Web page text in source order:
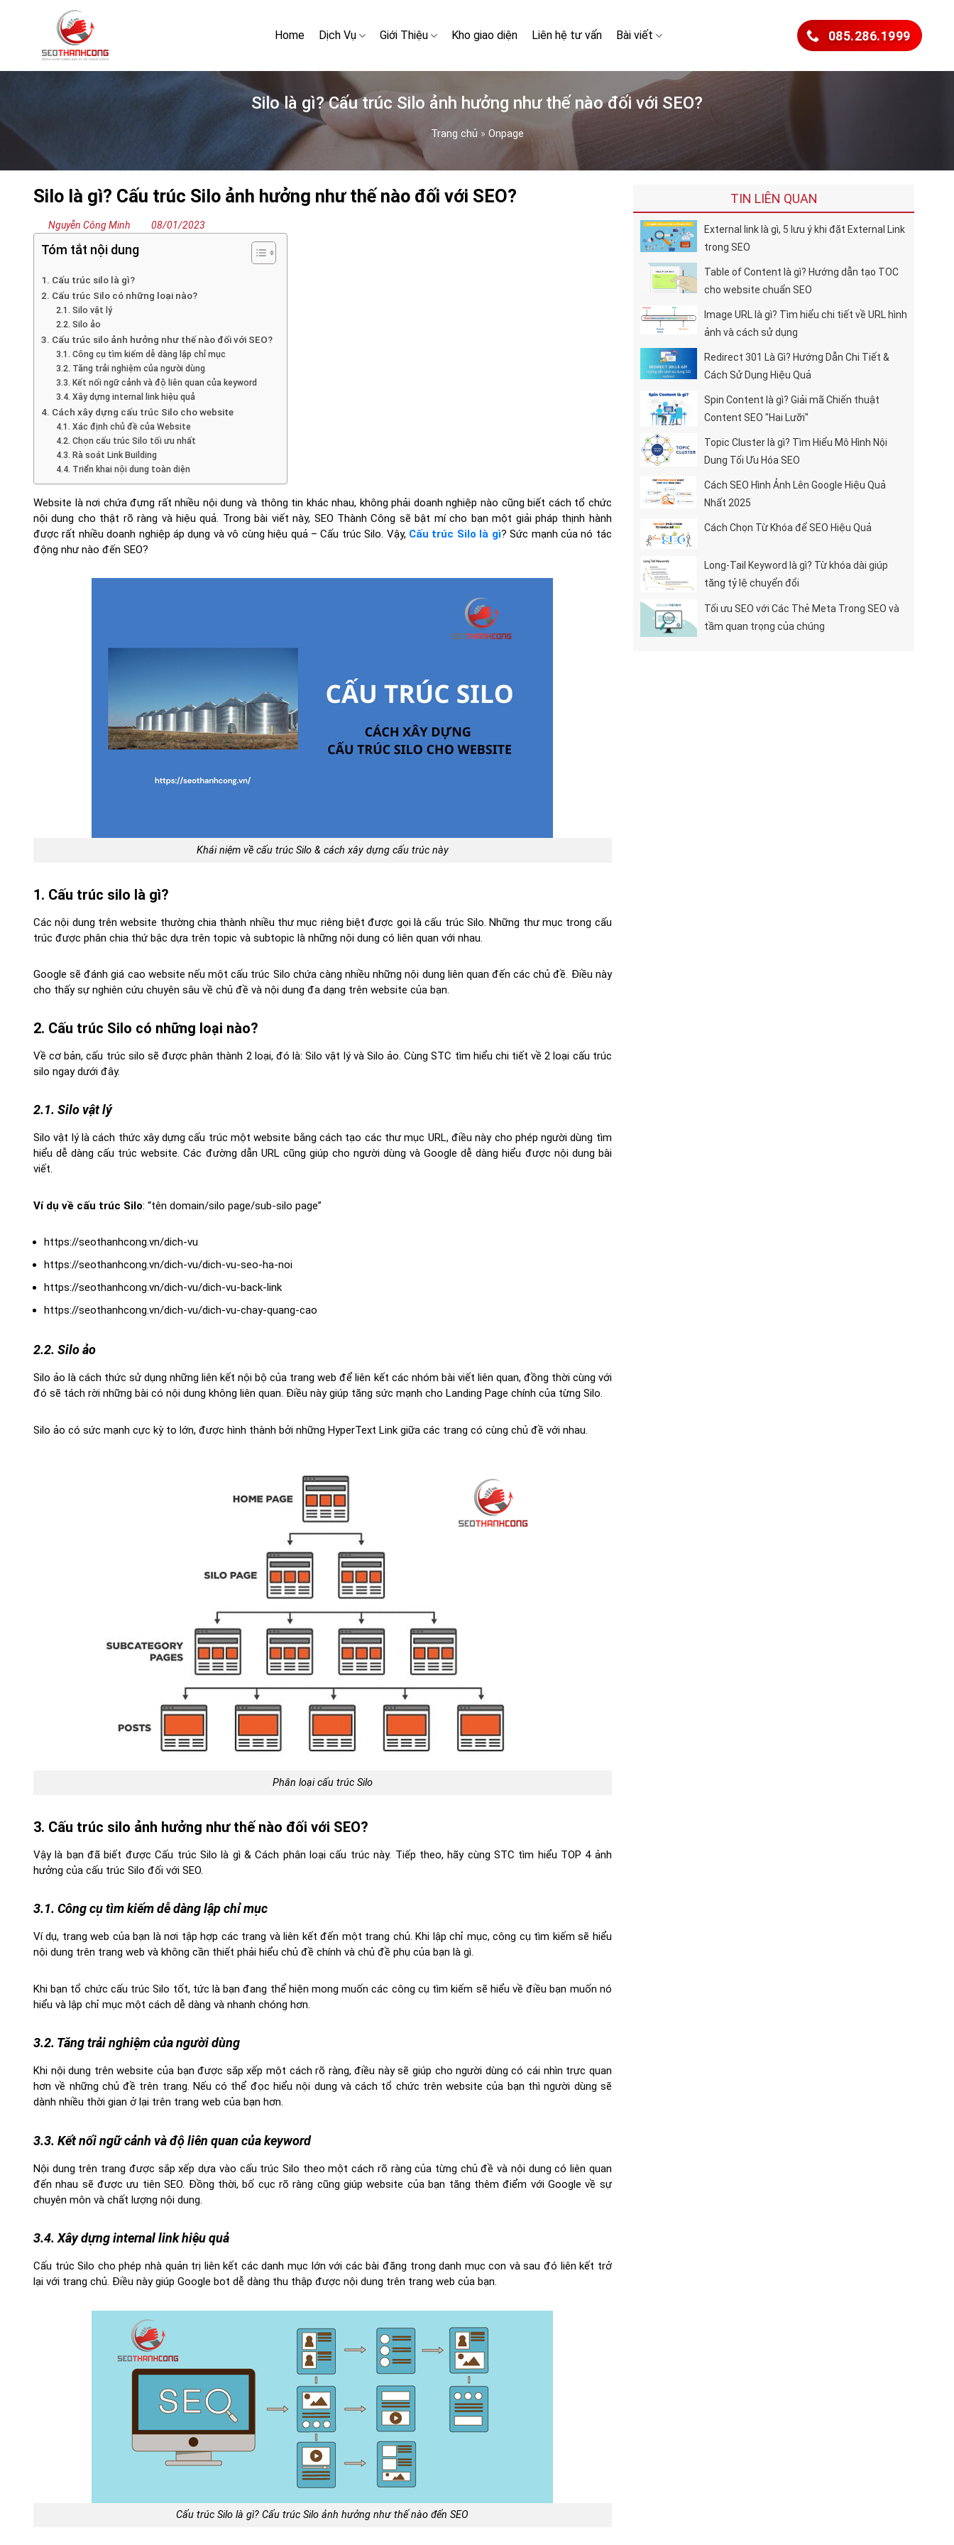
Home Dịch Vụ Giới Thiệu Kho giao diện Liên hệ tư vấn Bài viết 085.286.1999
Silo là gì? Cấu trúc Silo ảnh hưởng như thế nào đối với SEO?
Trang chủ » Onpage
Silo là gì? Cấu trúc Silo ảnh hưởng như thế nào đối với SEO?
Nguyễn Công Minh 08/01/2023
Tóm tắt nội dung
1. Cấu trúc silo là gì?
2. Cấu trúc Silo có những loại nào?
2.1. Silo vật lý
2.2. Silo ảo
3. Cấu trúc silo ảnh hưởng như thế nào đối với SEO?
3.1. Công cụ tìm kiếm dễ dàng lập chỉ mục
3.2. Tăng trải nghiệm của người dùng
3.3. Kết nối ngữ cảnh và độ liên quan của keyword
3.4. Xây dựng internal link hiệu quả
4. Cách xây dựng cấu trúc Silo cho website
4.1. Xác định chủ đề của Website
4.2. Chọn cấu trúc Silo tối ưu nhất
4.3. Rà soát Link Building
4.4. Triển khai nội dung toàn diện
Website là nơi chứa đựng rất nhiều nội dung và thông tin khác nhau, không phải doanh nghiệp nào cũng biết cách tổ chức
nội dung cho thật rõ ràng và hiệu quả. Trong bài viết này, SEO Thành Công sẽ bật mí cho bạn một giải pháp thịnh hành
được rất nhiều doanh nghiệp áp dụng và vô cùng hiệu quả – Cấu trúc Silo. Vậy, Cấu trúc Silo là gì? Sức mạnh của nó tác
động như nào đến SEO?
Khái niệm về cấu trúc Silo & cách xây dựng cấu trúc này
1. Cấu trúc silo là gì?
Các nội dung trên website thường chia thành nhiều thư mục riêng biệt được gọi là cấu trúc Silo. Những thư mục trong cấu
trúc được phân chia thứ bậc dựa trên topic và subtopic là những nội dung có liên quan với nhau.
Google sẽ đánh giá cao website nếu một cấu trúc Silo chứa càng nhiều những nội dung liên quan đến các chủ đề. Điều này
cho thấy sự nghiên cứu chuyên sâu về chủ đề và nội dung đa dạng trên website của bạn.
2. Cấu trúc Silo có những loại nào?
Về cơ bản, cấu trúc silo sẽ được phân thành 2 loại, đó là: Silo vật lý và Silo ảo. Cùng STC tìm hiểu chi tiết về 2 loại cấu trúc
silo ngay dưới đây.
2.1. Silo vật lý
Silo vật lý là cách thức xây dựng cấu trúc một website bằng cách tạo các thư mục URL, điều này cho phép người dùng tìm
hiểu dễ dàng cấu trúc website. Các đường dẫn URL cũng giúp cho người dùng và Google dễ dàng hiểu được nội dung bài
viết.
Ví dụ về cấu trúc Silo: “tên domain/silo page/sub-silo page”
https://seothanhcong.vn/dich-vu
https://seothanhcong.vn/dich-vu/dich-vu-seo-ha-noi
https://seothanhcong.vn/dich-vu/dich-vu-back-link
https://seothanhcong.vn/dich-vu/dich-vu-chay-quang-cao
2.2. Silo ảo
Silo ảo là cách thức sử dụng những liên kết nội bộ của trang web để liên kết các nhóm bài viết liên quan, đồng thời cùng với
đó sẽ tách rời những bài có nội dung không liên quan. Điều này giúp tăng sức mạnh cho Landing Page chính của từng Silo.
Silo ảo có sức mạnh cực kỳ to lớn, được hình thành bởi những HyperText Link giữa các trang có cùng chủ đề với nhau.
Phân loại cấu trúc Silo
3. Cấu trúc silo ảnh hưởng như thế nào đối với SEO?
Vậy là bạn đã biết được Cấu trúc Silo là gì & Cách phân loại cấu trúc này. Tiếp theo, hãy cùng STC tìm hiểu TOP 4 ảnh
hưởng của cấu trúc Silo đối với SEO.
3.1. Công cụ tìm kiếm dễ dàng lập chỉ mục
Ví dụ, trang web của bạn là nơi tập hợp các trang và liên kết đến một trang chủ. Khi lập chỉ mục, công cụ tìm kiếm sẽ hiểu
nội dung trên trang web và không cần thiết phải hiểu chủ đề chính và chủ đề phụ của bạn là gì.
Khi bạn tổ chức cấu trúc Silo tốt, tức là bạn đang thể hiện mong muốn các công cụ tìm kiếm sẽ hiểu về điều bạn muốn nó
hiểu và lập chỉ mục một cách dễ dàng và nhanh chóng hơn.
3.2. Tăng trải nghiệm của người dùng
Khi nội dung trên website của bạn được sắp xếp một cách rõ ràng, điều này sẽ giúp cho người dùng có cái nhìn trực quan
hơn về những chủ đề trên trang. Nếu có thể đọc hiểu nội dung và cách tổ chức trên website của bạn thì người dùng sẽ
dành nhiều thời gian ở lại trên trang web của bạn hơn.
3.3. Kết nối ngữ cảnh và độ liên quan của keyword
Nội dung trên trang được sắp xếp dựa vào cấu trúc Silo theo một cách rõ ràng của từng chủ đề và nội dung có liên quan
đến nhau sẽ được ưu tiên SEO. Đồng thời, bố cục rõ ràng cũng giúp website của bạn tăng thêm điểm với Google về sự
chuyên môn và chất lượng nội dung.
3.4. Xây dựng internal link hiệu quả
Cấu trúc Silo cho phép nhà quản trị liên kết các danh mục lớn với các bài đăng trong danh mục con và sau đó liên kết trở
lại với trang chủ. Điều này giúp Google bot dễ dàng thu thập được nội dung trên trang web của bạn.
Cấu trúc Silo là gì? Cấu trúc Silo ảnh hưởng như thế nào đến SEO
TIN LIÊN QUAN
External link là gì, 5 lưu ý khi đặt External Link
trong SEO
Table of Content là gì? Hướng dẫn tạo TOC
cho website chuẩn SEO
Image URL là gì? Tìm hiểu chi tiết về URL hình
ảnh và cách sử dụng
Redirect 301 Là Gì? Hướng Dẫn Chi Tiết &
Cách Sử Dụng Hiệu Quả
Spin Content là gì? Giải mã Chiến thuật
Content SEO "Hai Lưỡi"
Topic Cluster là gì? Tìm Hiểu Mô Hình Nội
Dung Tối Ưu Hóa SEO
Cách SEO Hình Ảnh Lên Google Hiệu Quả
Nhất 2025
Cách Chọn Từ Khóa để SEO Hiệu Quả
Long-Tail Keyword là gì? Từ khóa dài giúp
tăng tỷ lệ chuyển đổi
Tối ưu SEO với Các Thẻ Meta Trong SEO và
tầm quan trọng của chúng